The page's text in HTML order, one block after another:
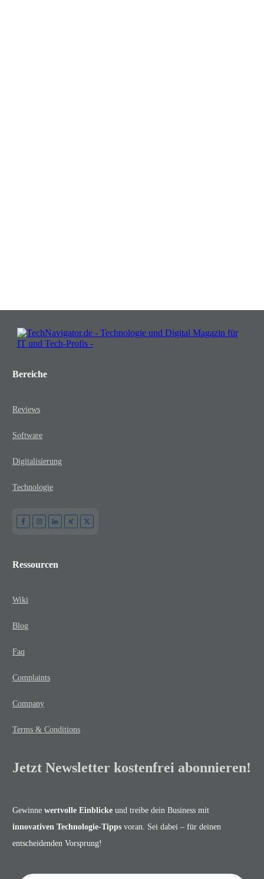
Bereiche
Reviews
Software
Digitalisierung
Technologie
Ressourcen
Wiki
Blog
Faq
Complaints
Company
Terms & Conditions
Jetzt Newsletter kostenfrei abonnieren!
Gewinne wertvolle Einblicke und treibe dein Business mit
innovativen Technologie-Tipps voran. Sei dabei – für deinen
entscheidenden Vorsprung!